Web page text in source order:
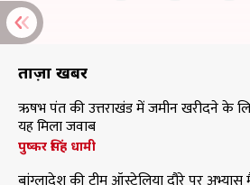
ताज़ा खबरें
ऋषभ पंत की उत्तराखंड में जमीन खरीदने के
यह मिला जवाब
पुष्कर सिंह धामी